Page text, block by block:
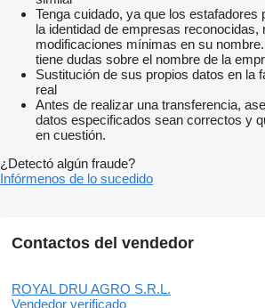
Tenga cuidado, ya que los estafadores
la identidad de empresas reconocidas,
modificaciones mínimas en su
tiene dudas sobre el nombre de la
Sustitución de sus propios datos en la
real
Antes de realizar una transferencia,
datos especificados sean correctos y
en cuestión.
¿Detectó algún fraude?
Infórmenos de lo sucedido
Contactos del vendedor
ROYAL DRU AGRO S.R.L.
Vendedor verificado